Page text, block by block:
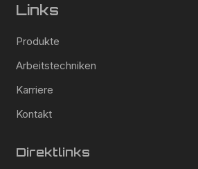
Links
Produkte
Arbeitstechniken
Karriere
Kontakt
Direktlinks